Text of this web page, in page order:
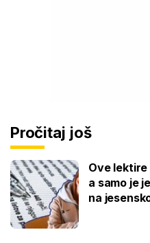
Pročitaj još
Ove
a samo je
na